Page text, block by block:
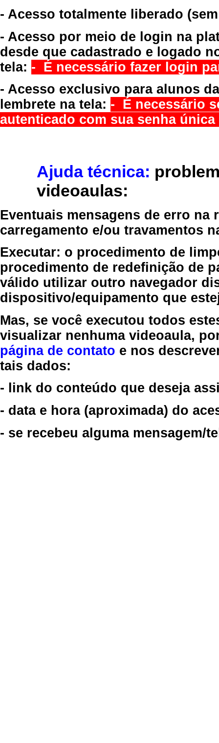
- Acesso totalmente liberado
- Acesso por meio de login na
desde que cadastrado e logado
tela: - É necessário fazer login
- Acesso exclusivo para alunos
lembrete na tela: - É necessário
autenticado com sua senha
Ajuda técnica:
videoaulas:
Eventuais mensagens de erro
carregamento e/ou travamentos
Executar: o procedimento de
procedimento de redefinição de
válido utilizar outro navegador
dispositivo/equipamento que
Mas, se você executou todos
visualizar nenhuma videoaula,
página de contato e nos
tais dados:
- link do conteúdo que deseja
- data e hora (aproximada) do
- se recebeu alguma mensagem/